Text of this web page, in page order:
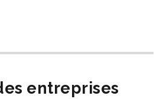
entreprises